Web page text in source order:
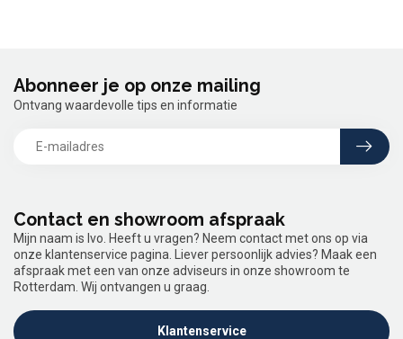
Contact en showroom afspraak
Mijn naam is Ivo. Heeft u vragen? Neem contact met ons op via
onze klantenservice pagina. Liever persoonlijk advies? Maak een
afspraak met een van onze adviseurs in onze showroom te
Rotterdam. Wij ontvangen u graag.
Klantenservice
Abonneer je op onze mailing
Ontvang waardevolle tips en informatie